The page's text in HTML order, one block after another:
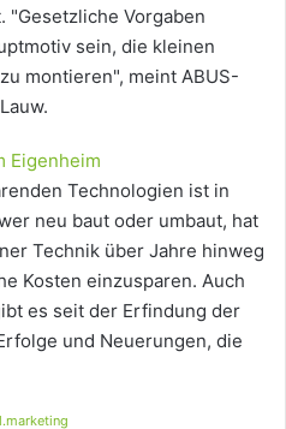
"Gesetzliche Vorgaben
sein, die kleinen
montieren", meint ABUS-
Eigenheim
Technologien ist in
neu baut oder umbaut, hat
Technik über Jahre hinweg
Kosten einzusparen. Auch
es seit der Erfindung der
und Neuerungen, die